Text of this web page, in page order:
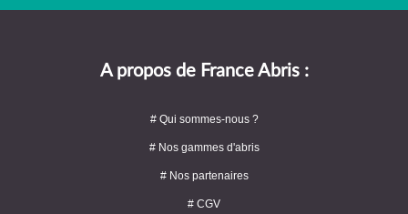
A propos de France Abris :
# Qui sommes-nous ?
# Nos gammes d'abris
# Nos partenaires
# CGV